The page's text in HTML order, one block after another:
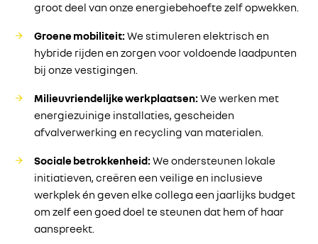
groot deel van onze energiebehoefte zelf opwekken.
Groene mobiliteit:We stimuleren elektrisch en
hybride rijden en zorgen voor voldoende laadpunten
bij onze vestigingen.
Milieuvriendelijke werkplaatsen:We werken met
energiezuinige installaties, gescheiden
afvalverwerking en recycling van materialen.
Sociale betrokkenheid:We ondersteunen lokale
initiatieven, creëren een veilige en inclusieve
werkplek én geven elke collega een jaarlijks budget
om zelf een goed doel te steunen dat hem of haar
aanspreekt.